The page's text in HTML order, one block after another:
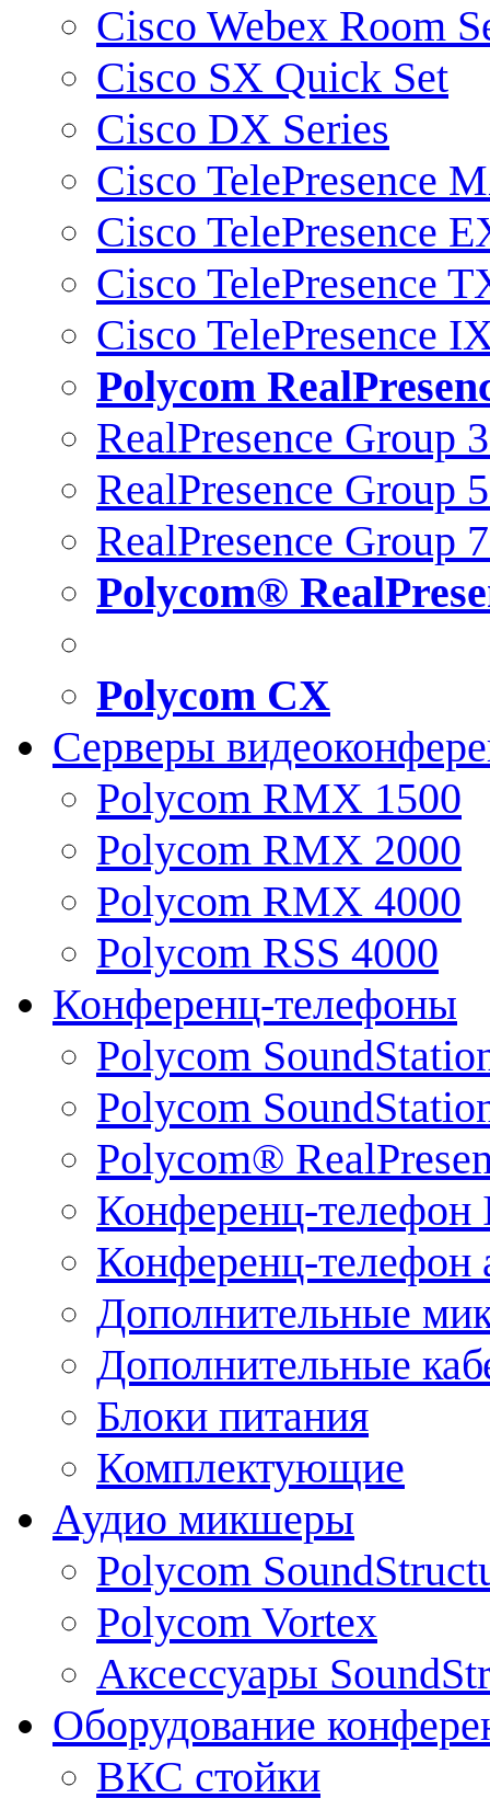
Cisco Webex Room
Cisco SX Quick Set
Cisco DX Series
Cisco TelePresence
Cisco TelePresence
Cisco TelePresence
Cisco TelePresence
Polycom
RealPresence Group
RealPresence Group
RealPresence Group
Polycom®
Polycom CX
Серверы
Polycom RMX 1500
Polycom RMX 2000
Polycom RMX 4000
Polycom RSS 4000
Конференц-телефоны
Polycom
Polycom
Polycom®
Конференц-телефон
Конференц-телефон
Дополнительные
Дополнительные
Блоки питания
Комплектующие
Аудио микшеры
Polycom
Polycom Vortex
Аксессуары
Оборудование
ВКС стойки